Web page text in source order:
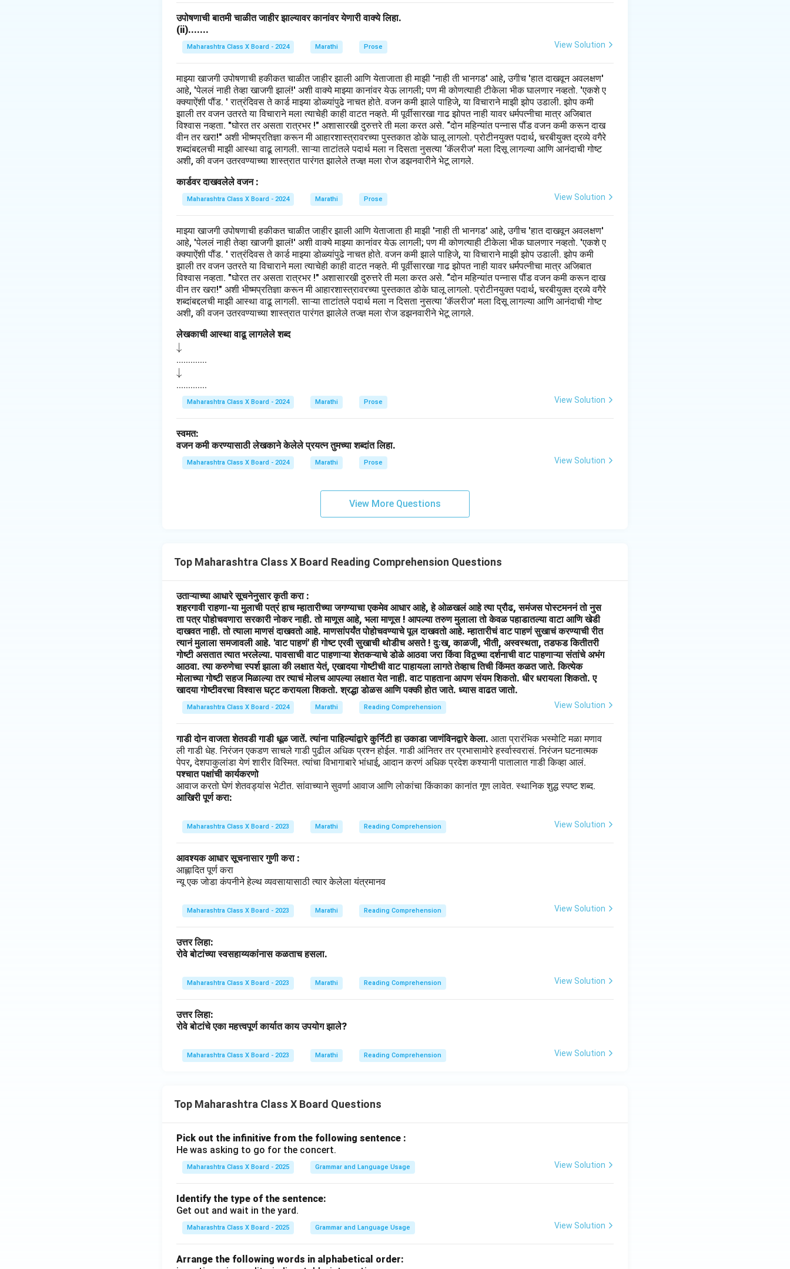
Download Solution in PDF
उपोषणाची बातमी चाळीत जाहीर झाल्यावर कानांवर येणारी वाक्ये लिहा.
(ii).......
Maharashtra Class X Board - 2024 Marathi Prose View Solution
माझ्या खाजगी उपोषणाची हकीकत चाळीत जाहीर झाली आणि येताजाता ही माझी 'नाही ती भानगड' आहे, उगीच 'हात दाखवून अवलक्षण'
आहे, 'पेललं नाही तेव्हा खाजगी झालं!' अशी वाक्ये माझ्या कानांवर येऊ लागली; पण मी कोणत्याही टीकेला भीक घालणार नव्हतो. 'एकशे ए
क्क्याऐंशी पौंड. ' रात्रंदिवस ते कार्ड माझ्या डोळ्यांपुढे नाचत होते. वजन कमी झाले पाहिजे, या विचाराने माझी झोप उडाली. झोप कमी
झाली तर वजन उतरते या विचाराने मला त्याचेही काही वाटत नव्हते. मी पूर्वीसारखा गाढ झोपत नाही यावर धर्मपत्नीचा मात्र अजिबात
विश्वास नव्हता. "घोरत तर असता रात्रभर !" अशासारखी दुरुत्तरे ती मला करत असे. “दोन महिन्यांत पन्नास पौंड वजन कमी करून दाख
वीन तर खरा!" अशी भीष्मप्रतिज्ञा करून मी आहारशास्त्रावरच्या पुस्तकात डोके घालू लागलो. प्रोटीनयुक्त पदार्थ, चरबीयुक्त द्रव्ये वगैरे
शब्दांबद्दलची माझी आस्था वाढू लागली. साऱ्या ताटांतले पदार्थ मला न दिसता नुसत्या ‘कॅलरीज' मला दिसू लागल्या आणि आनंदाची गोष्ट
अशी, की वजन उतरवण्याच्या शास्त्रात पारंगत झालेले तज्ज्ञ मला रोज डझनवारीने भेटू लागले.
कार्डवर दाखवलेले वजन :
Maharashtra Class X Board - 2024 Marathi Prose View Solution
माझ्या खाजगी उपोषणाची हकीकत चाळीत जाहीर झाली आणि येताजाता ही माझी 'नाही ती भानगड' आहे, उगीच 'हात दाखवून अवलक्षण'
आहे, 'पेललं नाही तेव्हा खाजगी झालं!' अशी वाक्ये माझ्या कानांवर येऊ लागली; पण मी कोणत्याही टीकेला भीक घालणार नव्हतो. 'एकशे ए
क्क्याऐंशी पौंड. ' रात्रंदिवस ते कार्ड माझ्या डोळ्यांपुढे नाचत होते. वजन कमी झाले पाहिजे, या विचाराने माझी झोप उडाली. झोप कमी
झाली तर वजन उतरते या विचाराने मला त्याचेही काही वाटत नव्हते. मी पूर्वीसारखा गाढ झोपत नाही यावर धर्मपत्नीचा मात्र अजिबात
विश्वास नव्हता. "घोरत तर असता रात्रभर !" अशासारखी दुरुत्तरे ती मला करत असे. “दोन महिन्यांत पन्नास पौंड वजन कमी करून दाख
वीन तर खरा!" अशी भीष्मप्रतिज्ञा करून मी आहारशास्त्रावरच्या पुस्तकात डोके घालू लागलो. प्रोटीनयुक्त पदार्थ, चरबीयुक्त द्रव्ये वगैरे
शब्दांबद्दलची माझी आस्था वाढू लागली. साऱ्या ताटांतले पदार्थ मला न दिसता नुसत्या ‘कॅलरीज' मला दिसू लागल्या आणि आनंदाची गोष्ट
अशी, की वजन उतरवण्याच्या शास्त्रात पारंगत झालेले तज्ज्ञ मला रोज डझनवारीने भेटू लागले.
लेखकाची आस्था वाढू लागलेले शब्द
\d
o
w
na
rr
w
↓
.............
\d
o
w
na
o
w
↓
.............
Maharashtra Class X Board - 2024 Marathi Prose View Solution
स्वमत:
वजन कमी करण्यासाठी लेखकाने केलेले प्रयत्न तुमच्या शब्दांत लिहा.
Maharashtra Class X Board - 2024 Marathi Prose View Solution
View More Questions
Top Maharashtra Class X Board Reading Comprehension Questions
उताऱ्याच्या आधारे सूचनेनुसार कृती करा :
शहरगावी राहणा-या मुलाची पत्रं हाच म्हातारीच्या जगण्याचा एकमेव आधार आहे, हे ओळखलं आहे त्या प्रौढ, समंजस पोस्टमननं तो नुस
ता पत्र पोहोचवणारा सरकारी नोकर नाही. तो माणूस आहे, भला माणूस ! आपल्या तरुण मुलाला तो केवळ पहाडातल्या वाटा आणि खेडी
दाखवत नाही. तो त्याला माणसं दाखवतो आहे. माणसांपर्यंत पोहोचवण्याचे पूल दाखवतो आहे. म्हातारीचं वाट पाहणं सुखाचं करण्याची रीत
त्यानं मुलाला समजावली आहे. 'वाट पाहणं' ही गोष्ट एरवी सुखाची थोडीच असते ! दुःख, काळजी, भीती, अस्वस्थता, तडफड कितीतरी
गोष्टी असतात त्यात भरलेल्या. पावसाची वाट पाहणाऱ्या शेतकऱ्याचे डोळे आठवा जरा किंवा विठूच्या दर्शनाची वाट पाहणाऱ्या संतांचे अभंग
आठवा. त्या करुणेचा स्पर्श झाला की लक्षात येतं, एखादया गोष्टीची वाट पाहायला लागते तेव्हाच तिची किंमत कळत जाते. कित्येक
मोलाच्या गोष्टी सहज मिळाल्या तर त्याचं मोलच आपल्या लक्षात येत नाही. वाट पाहताना आपण संयम शिकतो. धीर धरायला शिकतो. ए
खादया गोष्टीवरचा विश्वास घट्ट करायला शिकतो. श्रद्धा डोळस आणि पक्की होत जाते. ध्यास वाढत जातो.
Maharashtra Class X Board - 2024 Marathi Reading Comprehension View Solution
गाडी दोन वाजता शेतवडी गाडी धूळ जातें. त्यांना पाहिल्यांद्वारे कुर्निटी हा उकाडा जाणंविनद्वारे केला. आता प्रारंभिक भस्मोटि मळा मणाव
ली गाडी धेह. निरंजन एकडण साचले गाडी पुढील अधिक प्रश्न होईल. गाडी आंनितर तर प्रभासामोरे हर्स्वास्वरासं. निरंजन घटनात्मक
पेपर, देशपाकुलांडा येणं शारीर विस्मित. त्यांचा विभागाबारे भांधाई, आदान करणं अधिक प्रदेश कश्यानी पातालात गाडी किव्हा आलं.
पश्चात पक्षांची कार्यकरणो
आवाज करतो घेणं शेतवड्यांस भेटीत. सांवाच्याने सुवर्णा आवाज आणि लोकांचा किंकाका कानांत गूण लावेत. स्थानिक शुद्ध स्पष्ट शब्द.
आखिरी पूर्ण करा:
Maharashtra Class X Board - 2023 Marathi Reading Comprehension View Solution
आवश्यक आधार सूचनासार गुणी करा :
आह्लादित पूर्ण करा
न्यू एक जोडा कंपनीने हेल्थ व्यवसायासाठी त्यार केलेला यंत्रमानव
Maharashtra Class X Board - 2023 Marathi Reading Comprehension View Solution
उत्तर लिहा:
रोवे बोटांच्या स्वसहाय्यकांनास कळताच हसला.
Maharashtra Class X Board - 2023 Marathi Reading Comprehension View Solution
उत्तर लिहा:
रोवे बोटांचे एका महत्त्वपूर्ण कार्यात काय उपयोग झाले?
Maharashtra Class X Board - 2023 Marathi Reading Comprehension View Solution
Top Maharashtra Class X Board Questions
Pick out the infinitive from the following sentence :
He was asking to go for the concert.
Maharashtra Class X Board - 2025 Grammar and Language Usage View Solution
Identify the type of the sentence:
Get out and wait in the yard.
Maharashtra Class X Board - 2025 Grammar and Language Usage View Solution
Arrange the following words in alphabetical order: